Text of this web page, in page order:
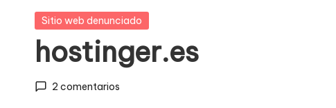
io
n
e
vía
online,
comprar
por
Publicada
Sitio web denunciado
hostinger.es
2 comentarios